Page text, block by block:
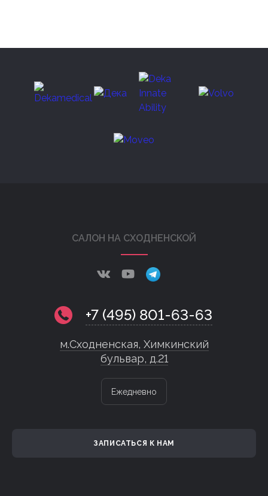
САЛОН НА СХОДНЕНСКОЙ
+7 (495) 801-63-63
м.Сходненская, Химкинский
бульвар, д.21
Ежедневно
ЗАПИСАТЬСЯ К НАМ